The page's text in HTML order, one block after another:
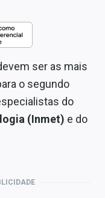
ser as mais
o segundo
do
(Inmet) e do